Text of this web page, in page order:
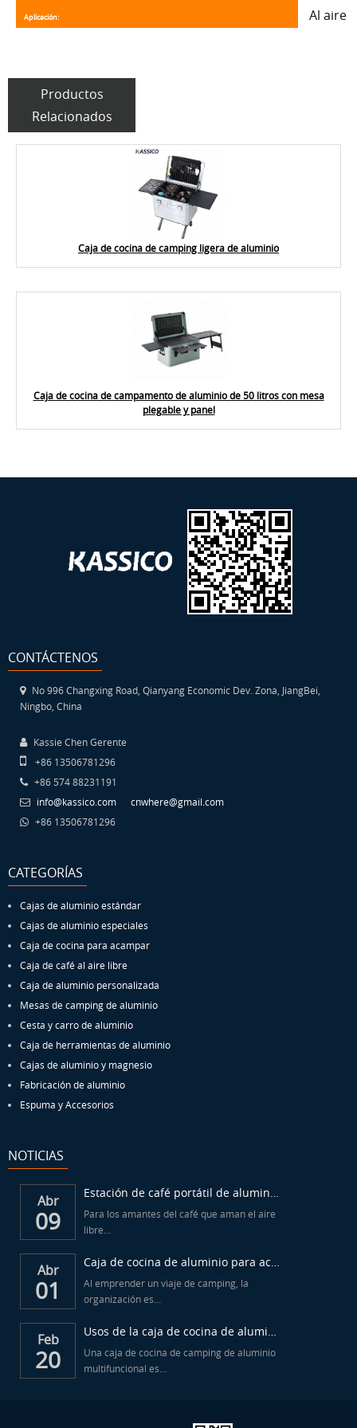
Aplicación: Al aire
Productos
Relacionados
Caja de cocina de camping ligera de aluminio
Caja de cocina de campamento de aluminio de 50 litros con mesa
plegable y panel
CONTÁCTENOS
No 996 Changxing Road, Qianyang Economic Dev. Zona, JiangBei,
Ningbo, China
Kassie Chen Gerente
+86 13506781296
+86 574 88231191
info@kassico.com
cnwhere@gmail.com
+86 13506781296
CATEGORÍAS
Cajas de aluminio estándar
Cajas de aluminio especiales
Caja de cocina para acampar
Caja de café al aire libre
Caja de aluminio personalizada
Mesas de camping de aluminio
Cesta y carro de aluminio
Caja de herramientas de aluminio
Cajas de aluminio y magnesio
Fabricación de aluminio
Espuma y Accesorios
NOTICIAS
Abr
09
Estación de café portátil de aluminio para acampar
Para los amantes del café que aman el aire
libre…
Abr
01
Caja de cocina de aluminio para acampar al aire libre...
Al emprender un viaje de camping, la
organización es…
Feb
20
Usos de la caja de cocina de aluminio para camping...
Una caja de cocina de camping de aluminio
multifuncional es…